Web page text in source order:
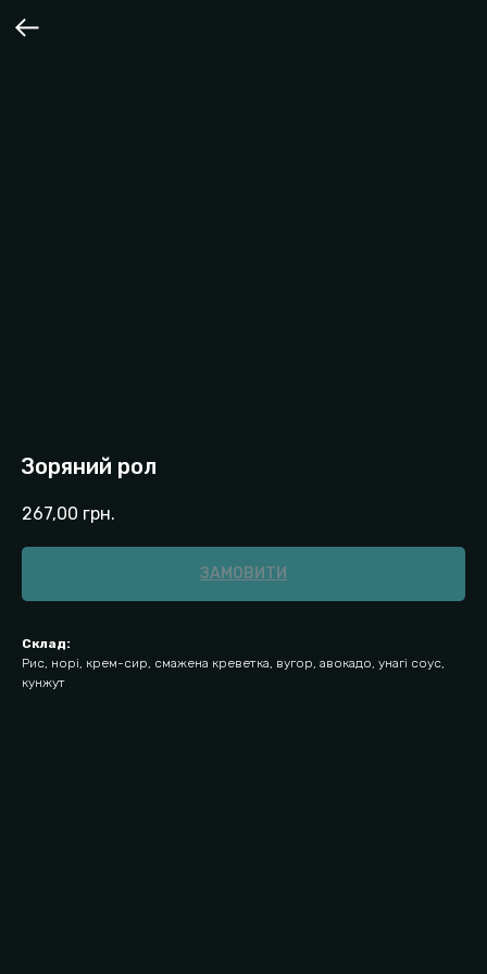
Зоряний рол
267,00 грн.
ЗАМОВИТИ
Склад:
Рис, норі, крем-сир, смажена креветка, вугор, авокадо, унагі соус,
кунжут